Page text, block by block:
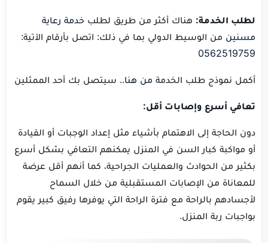
لطلب الخدمة: هناك أكثر من طريق لطلب خدمة رعاية
مسنين من الوسيط الدولي بما في ذلك: اتصل بأرقام الآتية:
0562519759
أكمل نموذج طلب الخدمة من هنا.. سيتصل بك أحد الممثلين
تعافي أسرع وإصابات أقل:
دون الحاجة إلى الاهتمام بأشياء مثل إعداد الوجبات أو القيادة
أو مواكبة كبار السن في المنزل يمكنهم التعافي بشكل أسرع
بكثير من الحوادث والعمليات الجراحية، كما أنهم أقل عرضة
للمعاناة من الإصابات المستقبلية من خلال السماح
لأجسادهم بالراحة مع فترة الراحة التي يوفرها رفيق كبير يقوم
بواجبات ربة المنزل.